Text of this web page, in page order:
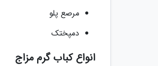
مرصع پلو
دمپختک
انواع کباب گرم مزاج